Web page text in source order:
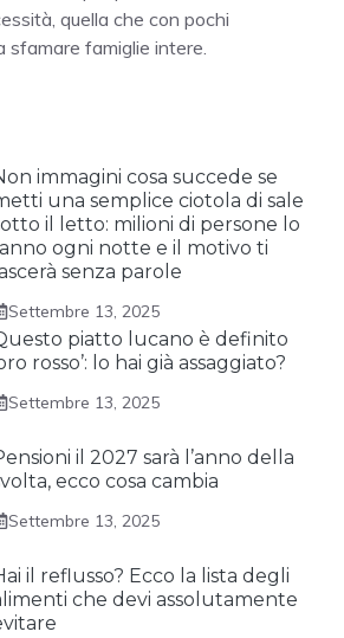
quella che con pochi
famiglie intere.
immagini cosa succede se
una semplice ciotola di sale
il letto: milioni di persone lo
ogni notte e il motivo ti
senza parole
Settembre 13, 2025
piatto lucano è definito
rosso’: lo hai già assaggiato?
Settembre 13, 2025
il 2027 sarà l’anno della
ecco cosa cambia
Settembre 13, 2025
il reflusso? Ecco la lista degli
che devi assolutamente